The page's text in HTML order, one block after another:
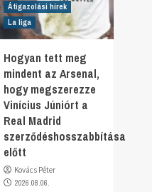
Átigazolási hírek
La liga
Hogyan tett meg
mindent az Arsenal,
hogy megszerezze
Vinícius Júniórt a
Real Madrid
szerződéshosszabbítása
előtt
Kovács Péter
2026.08.06.